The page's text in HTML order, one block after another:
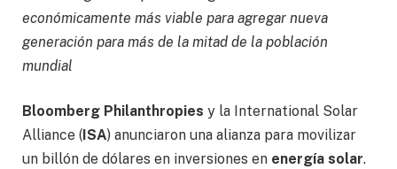
económicamente más viable para agregar nueva
generación para más de la mitad de la población
mundial
Bloomberg Philanthropies y la International Solar
Alliance (ISA) anunciaron una alianza para movilizar
un billón de dólares en inversiones en energía solar.